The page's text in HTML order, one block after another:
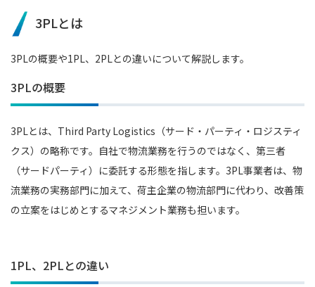
3PLとは
3PLの概要や1PL、2PLとの違いについて解説します。
3PLの概要
3PLとは、Third Party Logistics（サード・パーティ・ロジスティ
クス）の略称です。自社で物流業務を行うのではなく、第三者
（サードパーティ）に委託する形態を指します。3PL事業者は、物
流業務の実務部門に加えて、荷主企業の物流部門に代わり、改善策
の立案をはじめとするマネジメント業務も担います。
1PL、2PLとの違い